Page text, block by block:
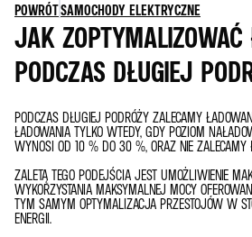
POWRÓTSAMOCHODY ELEKTRYCZNE
JAK ZOPTYMALIZOWAĆ
PODCZAS DŁUGIEJ
PODCZAS DŁUGIEJ PODRÓŻY ZALECAMY
ŁADOWANIA TYLKO WTEDY, GDY POZIOM
WYNOSI OD 10 % DO 30 %, ORAZ NIE
ZALETĄ TEGO PODEJŚCIA JEST UMOŻLIWIENIE
WYKORZYSTANIA MAKSYMALNEJ MOCY
TYM SAMYM OPTYMALIZACJA PRZESTOJÓW W
ENERGII.